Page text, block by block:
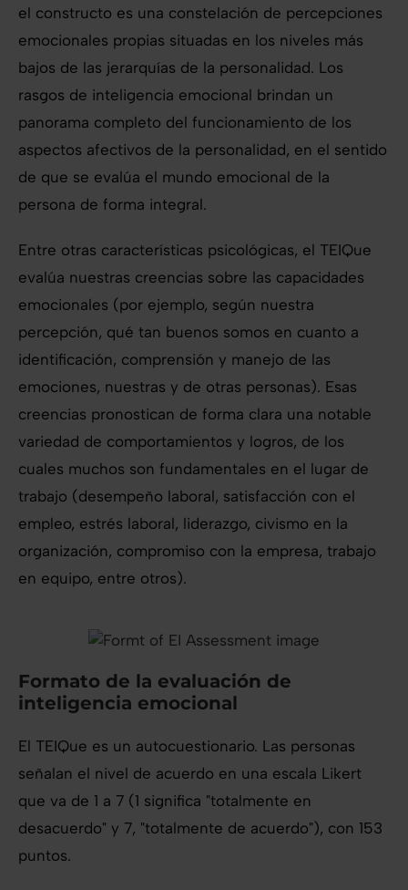
el constructo es una constelación de percepciones
emocionales propias situadas en los niveles más
bajos de las jerarquías de la personalidad. Los
rasgos de inteligencia emocional brindan un
panorama completo del funcionamiento de los
aspectos afectivos de la personalidad, en el sentido
de que se evalúa el mundo emocional de la
persona de forma integral.
Entre otras características psicológicas, el TEIQue
evalúa nuestras creencias sobre las capacidades
emocionales (por ejemplo, según nuestra
percepción, qué tan buenos somos en cuanto a
identificación, comprensión y manejo de las
emociones, nuestras y de otras personas). Esas
creencias pronostican de forma clara una notable
variedad de comportamientos y logros, de los
cuales muchos son fundamentales en el lugar de
trabajo (desempeño laboral, satisfacción con el
empleo, estrés laboral, liderazgo, civismo en la
organización, compromiso con la empresa, trabajo
en equipo, entre otros).
Formato de la evaluación de
inteligencia emocional
El TEIQue es un autocuestionario. Las personas
señalan el nivel de acuerdo en una escala Likert
que va de 1 a 7 (1 significa "totalmente en
desacuerdo" y 7, "totalmente de acuerdo"), con 153
puntos.